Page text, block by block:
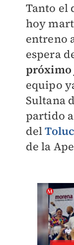
Tanto el
hoy
entreno
espera
próximo
equipo
Sultana
partido
del
de la